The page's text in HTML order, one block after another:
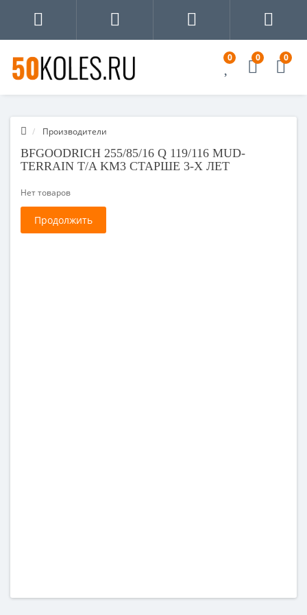
0 0 0
Производители
BFGOODRICH 255/85/16 Q 119/116 MUD-
TERRAIN T/A KM3 СТАРШЕ 3-Х ЛЕТ
Нет товаров
Продолжить